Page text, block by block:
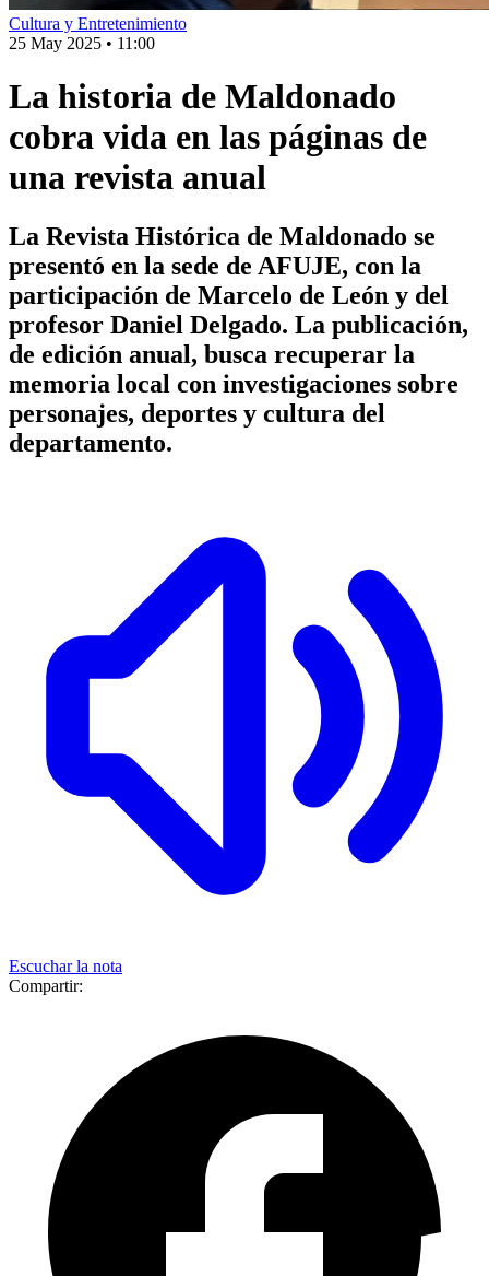
Cultura y Entretenimiento
25 May 2025 • 11:00
La historia de Maldonado
cobra vida en las páginas de
una revista anual
La Revista Histórica de Maldonado se
presentó en la sede de AFUJE, con la
participación de Marcelo de León y del
profesor Daniel Delgado. La publicación,
de edición anual, busca recuperar la
memoria local con investigaciones sobre
personajes, deportes y cultura del
departamento.
Escuchar la nota
Compartir: